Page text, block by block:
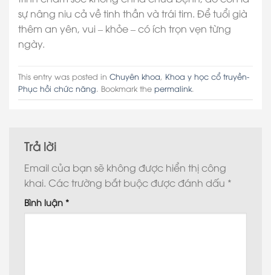
sự nâng niu cả về tinh thần và trái tim. Để tuổi già
thêm an yên, vui – khỏe – có ích trọn vẹn từng
ngày.
This entry was posted in Chuyên khoa, Khoa y học cổ truyền-
Phục hồi chức năng. Bookmark the permalink.
Trả lời
Email của bạn sẽ không được hiển thị công
khai. Các trường bắt buộc được đánh dấu *
Bình luận *